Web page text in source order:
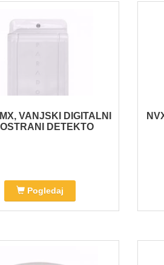
VANJSKI DIGITALNI
DETEKTO
Pogledaj